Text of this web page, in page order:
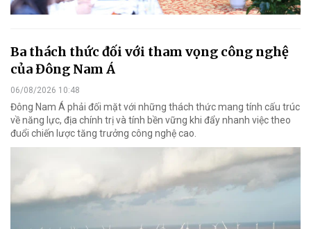
Ba thách thức đối với tham vọng công nghệ
của Đông Nam Á
06/08/2026 10:48
Đông Nam Á phải đối mặt với những thách thức mang tính cấu trúc
về năng lực, địa chính trị và tính bền vững khi đẩy nhanh việc theo
đuổi chiến lược tăng trưởng công nghệ cao.